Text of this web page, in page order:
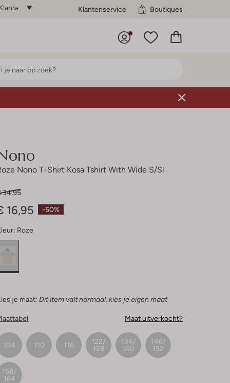
Klantenservice Boutiques
Nono T-Shirt Kosa Tshirt With Wide S/sl
-50%
34,95
16,95
Roze
je maat: Dit item valt normaal, kies je eigen maat
Maat uitverkocht?
104 110 116
122/
128
134/
140
146/
152
158/
164